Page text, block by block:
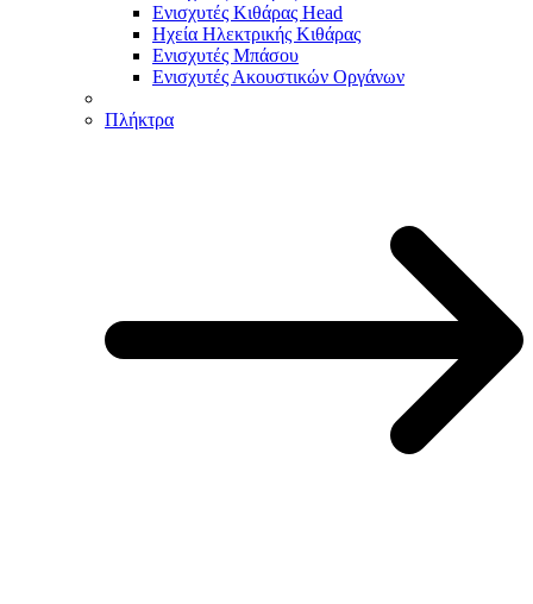
Ενισχυτές Κιθάρας Head
Ηχεία Ηλεκτρικής Κιθάρας
Ενισχυτές Μπάσου
Ενισχυτές Ακουστικών Οργάνων
Πλήκτρα